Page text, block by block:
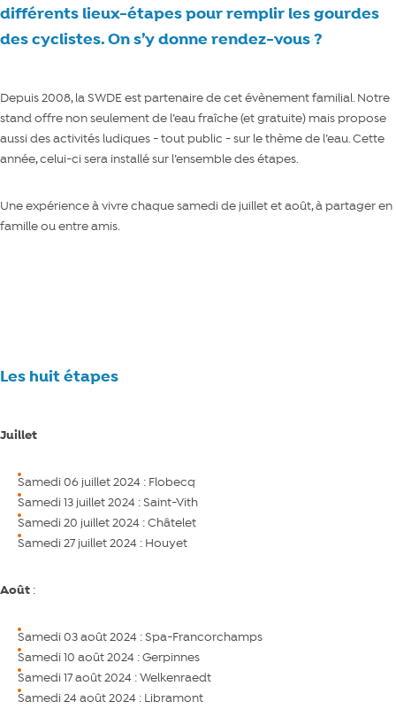
différents lieux-étapes pour remplir les gourdes
des cyclistes. On s’y donne rendez-vous ?
Depuis 2008, la SWDE est partenaire de cet évènement familial. Notre
stand offre non seulement de l’eau fraîche (et gratuite) mais propose
aussi des activités ludiques - tout public - sur le thème de l’eau. Cette
année, celui-ci sera installé sur l’ensemble des étapes.
Une expérience à vivre chaque samedi de juillet et août, à partager en
famille ou entre amis.
Les huit étapes
Juillet
Samedi 06 juillet 2024 : Flobecq
Samedi 13 juillet 2024 : Saint-Vith
Samedi 20 juillet 2024 : Châtelet
Samedi 27 juillet 2024 : Houyet
Août :
Samedi 03 août 2024 : Spa-Francorchamps
Samedi 10 août 2024 : Gerpinnes
Samedi 17 août 2024 : Welkenraedt
Samedi 24 août 2024 : Libramont